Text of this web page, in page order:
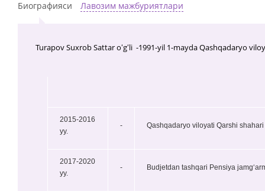
Биографияси Лавозим мажбуриятлари
Turapov Suxrob Sattar oʻgʻli -1991-yil 1-mayda Qashqadaryo
2015-2016
yy.
- Qashqadaryo viloyati Qarshi
2017-2020
yy.
- Budjetdan tashqari Pensiya